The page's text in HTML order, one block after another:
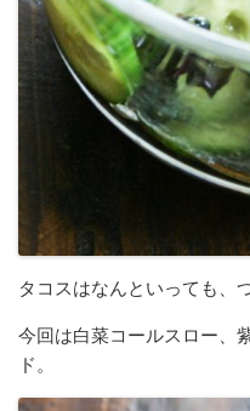
タコスはなんといっても、
今回は白菜コールスロー、
ド。